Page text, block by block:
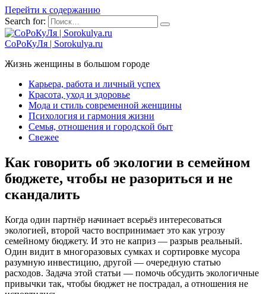
Перейти к содержанию
Search for:
СоРоКуЛя | Sorokulya.ru
Жизнь женщины в большом городе
Карьера, работа и личный успех
Красота, уход и здоровье
Мода и стиль современной женщины
Психология и гармония жизни
Семья, отношения и городской быт
Свежее
Как говорить об экологии в семейном
бюджете, чтобы не разориться и не
скандалить
Когда один партнёр начинает всерьёз интересоваться
экологией, второй часто воспринимает это как угрозу
семейному бюджету. И это не каприз — разрыв реальный.
Один видит в многоразовых сумках и сортировке мусора
разумную инвестицию, другой — очередную статью
расходов. Задача этой статьи — помочь обсудить экологичные
привычки так, чтобы бюджет не пострадал, а отношения не